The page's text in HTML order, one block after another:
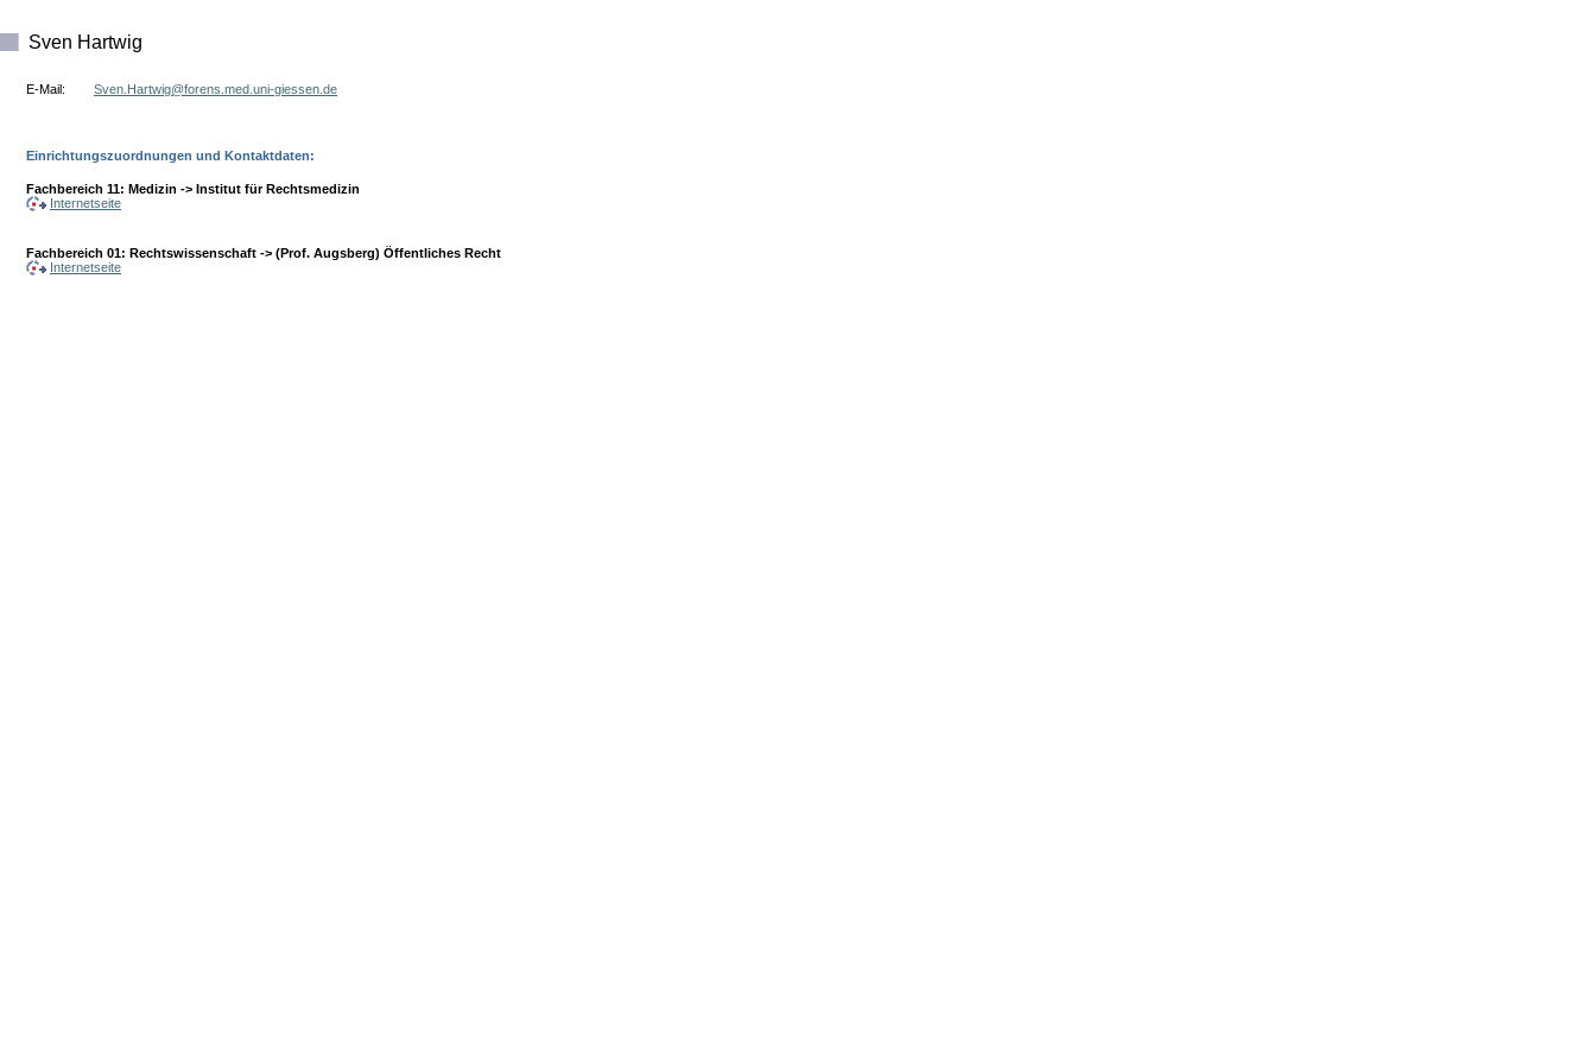
Sven Hartwig
E-Mail: ed.nesseig-inu.dem.snerof@giwtraH.nevS
Einrichtungszuordnungen und Kontaktdaten:
Fachbereich 11: Medizin -> Institut für Rechtsmedizin
Internetseite
Fachbereich 01: Rechtswissenschaft -> (Prof. Augsberg) Öffentliches Recht
Internetseite